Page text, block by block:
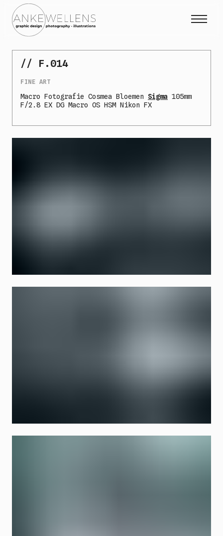
Contact
// F.014
FINE ART
Macro Fotografie Cosmea Bloemen Sigma 105mm
F/2.8 EX DG Macro OS HSM Nikon FX